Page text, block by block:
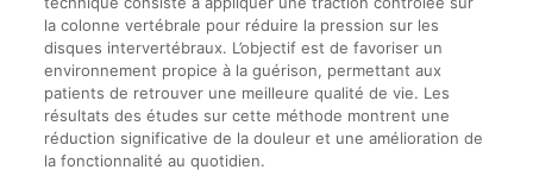
la colonne vertébrale pour réduire la pression sur les
disques intervertébraux. L’objectif est de favoriser un
environnement propice à la guérison, permettant aux
patients de retrouver une meilleure qualité de vie. Les
résultats des études sur cette méthode montrent une
réduction significative de la douleur et une amélioration de
la fonctionnalité au quotidien.